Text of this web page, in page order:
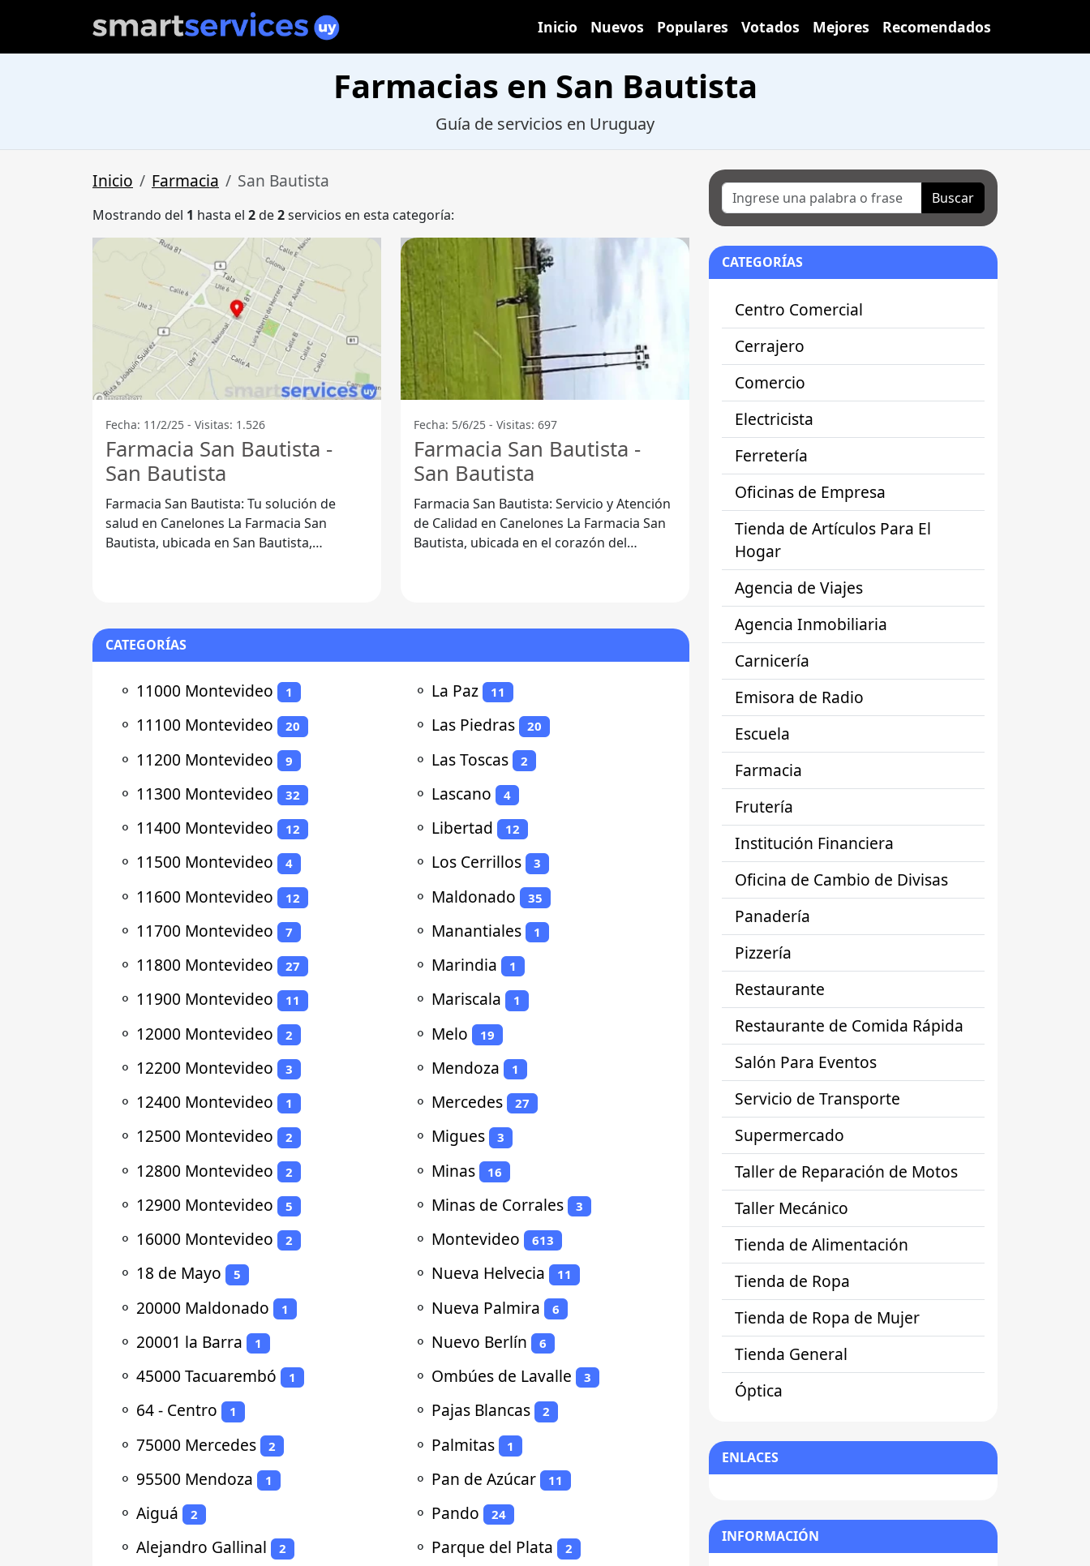
Inicio Nuevos Populares Votados Mejores Recomendados
Farmacias en San Bautista
Guía de servicios en Uruguay
Inicio Farmacia San Bautista
Mostrando del 1 hasta el 2de2servicios en esta categoría:
Fecha: 11/2/25 - Visitas: 1.526
Farmacia San Bautista -
San Bautista
Farmacia San Bautista: Tu solución de
salud en Canelones La Farmacia San
Bautista, ubicada en San Bautista,
Fecha: 5/6/25 - Visitas: 697
Farmacia San Bautista -
San Bautista
Farmacia San Bautista: Servicio y Atención
de Calidad en Canelones La Farmacia San
Bautista, ubicada en el corazón del
CATEGORÍAS
⚬ 11000 Montevideo 1
⚬ 11100 Montevideo 20
⚬ 11200 Montevideo 9
⚬ 11300 Montevideo 32
⚬ 11400 Montevideo 12
⚬ 11500 Montevideo 4
⚬ 11600 Montevideo 12
⚬ 11700 Montevideo 7
⚬ 11800 Montevideo 27
⚬ 11900 Montevideo 11
⚬ 12000 Montevideo 2
⚬ 12200 Montevideo 3
⚬ 12400 Montevideo 1
⚬ 12500 Montevideo 2
⚬ 12800 Montevideo 2
⚬ 12900 Montevideo 5
⚬ 16000 Montevideo 2
⚬ 18 de Mayo 5
⚬ 20000 Maldonado 1
⚬ 20001 la Barra 1
⚬ 45000 Tacuarembó 1
⚬ 64 - Centro 1
⚬ 75000 Mercedes 2
⚬ 95500 Mendoza 1
⚬ Aiguá 2
⚬ Alejandro Gallinal 2
⚬ La Paz 11
⚬ Las Piedras 20
⚬ Las Toscas 2
⚬ Lascano 4
⚬ Libertad 12
⚬ Los Cerrillos 3
⚬ Maldonado 35
⚬ Manantiales 1
⚬ Marindia 1
⚬ Mariscala 1
⚬ Melo 19
⚬ Mendoza 1
⚬ Mercedes 27
⚬ Migues 3
⚬ Minas 16
⚬ Minas de Corrales 3
⚬ Montevideo 613
⚬ Nueva Helvecia 11
⚬ Nueva Palmira 6
⚬ Nuevo Berlín 6
⚬ Ombúes de Lavalle 3
⚬ Pajas Blancas 2
⚬ Palmitas 1
⚬ Pan de Azúcar 11
⚬ Pando 24
⚬ Parque del Plata 2
Buscar
CATEGORÍAS
Centro Comercial
Cerrajero
Comercio
Electricista
Ferretería
Oficinas de Empresa
Tienda de Artículos Para El
Hogar
Agencia de Viajes
Agencia Inmobiliaria
Carnicería
Emisora de Radio
Escuela
Farmacia
Frutería
Institución Financiera
Oficina de Cambio de Divisas
Panadería
Pizzería
Restaurante
Restaurante de Comida Rápida
Salón Para Eventos
Servicio de Transporte
Supermercado
Taller de Reparación de Motos
Taller Mecánico
Tienda de Alimentación
Tienda de Ropa
Tienda de Ropa de Mujer
Tienda General
Óptica
ENLACES
INFORMACIÓN